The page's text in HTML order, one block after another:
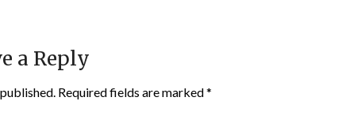
a Reply
Required fields are marked*